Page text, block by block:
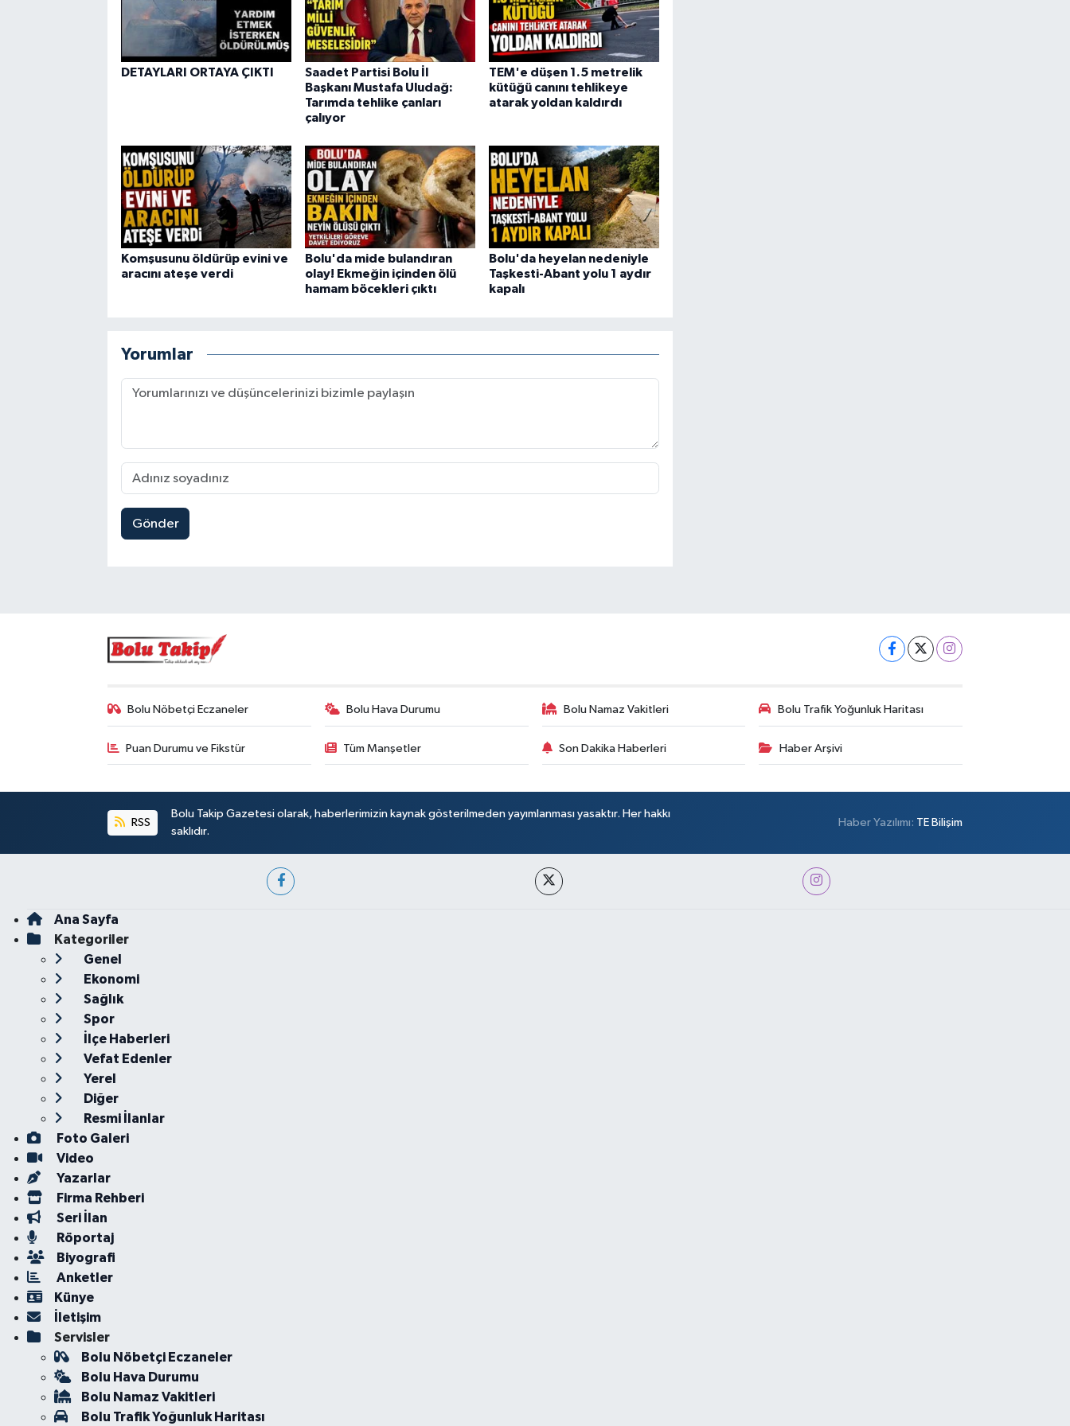
DETAYLARI ORTAYA ÇIKTI
Saadet Partisi Bolu İl
Başkanı Mustafa Uludağ:
Tarımda tehlike çanları
çalıyor
TEM'e düşen 1.5 metrelik
kütüğü canını tehlikeye
atarak yoldan kaldırdı
Komşusunu öldürüp evini ve
aracını ateşe verdi
Bolu'da mide bulandıran
olay! Ekmeğin içinden ölü
hamam böcekleri çıktı
Bolu'da heyelan nedeniyle
Taşkesti-Abant yolu 1 aydır
kapalı
Yorumlar
Gönder
Bolu Nöbetçi Eczaneler Bolu Hava Durumu Bolu Namaz Vakitleri Bolu Trafik Yoğunluk Haritası
Puan Durumu ve Fikstür Tüm Manşetler Son Dakika Haberleri Haber Arşivi
RSS
Bolu Takip Gazetesi olarak, haberlerimizin kaynak gösterilmeden yayımlanması yasaktır. Her hakkı
saklıdır.
Haber Yazılımı: TE Bilişim
Ana Sayfa
Kategoriler
Genel
Ekonomi
Sağlık
Spor
İlçe Haberleri
Vefat Edenler
Yerel
Diğer
Resmi İlanlar
Foto Galeri
Video
Yazarlar
Firma Rehberi
Seri İlan
Röportaj
Biyografi
Anketler
Künye
İletişim
Servisler
Bolu Nöbetçi Eczaneler
Bolu Hava Durumu
Bolu Namaz Vakitleri
Bolu Trafik Yoğunluk Haritası